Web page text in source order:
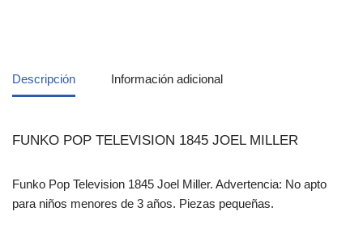
Descripción Información adicional
FUNKO POP TELEVISION 1845 JOEL MILLER
Funko Pop Television 1845 Joel Miller. Advertencia: No apto
para niños menores de 3 años. Piezas pequeñas.